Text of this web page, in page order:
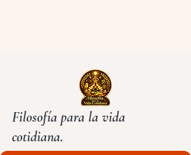
Filosofía para la vida
cotidiana.